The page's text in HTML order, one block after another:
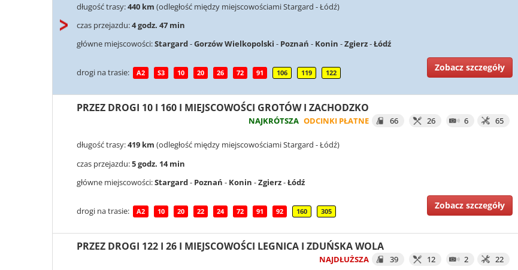
długość trasy:440 km (odległość między miejscowościami Stargard - Łódź)
czas przejazdu:4 godz. 47 min
główne miejscowości:Stargard-Gorzów Wielkopolski - Poznań - Konin -Zgierz-Łódź
drogi na trasie: A2 S3 10 20 26 72 91 106 119 122
Zobacz szczegóły
PRZEZ DROGI 10 I 160 I MIEJSCOWOŚCI GROTÓW I ZACHODZKO
NAJKRÓTSZA ODCINKI PŁATNE 66 26 6 65
długość trasy:419 km (odległość między miejscowościami Stargard - Łódź)
czas przejazdu:5 godz. 14 min
główne miejscowości:Stargard- Poznań - Konin -Zgierz-Łódź
drogi na trasie: A2 10 20 22 24 72 91 92 160 305
Zobacz szczegóły
PRZEZ DROGI 122 I 26 I MIEJSCOWOŚCI LEGNICA I ZDUŃSKA WOLA
NAJDŁUŻSZA 39 12 2 22